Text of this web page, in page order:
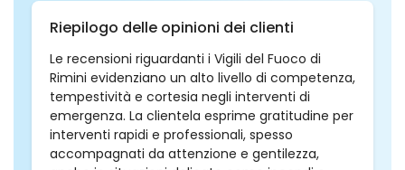
Riepilogo delle opinioni dei clienti
Le recensioni riguardanti i Vigili del Fuoco di
Rimini evidenziano un alto livello di competenza,
tempestività e cortesia negli interventi di
emergenza. La clientela esprime gratitudine per
interventi rapidi e professionali, spesso
accompagnati da attenzione e gentilezza,